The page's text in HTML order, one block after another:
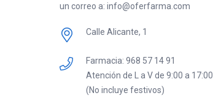
un correo a: info@oferfarma.com
Calle Alicante, 1
Farmacia: ‎968 57 14 91
Atención de L a V de 9:00 a 17:00
(No incluye festivos)